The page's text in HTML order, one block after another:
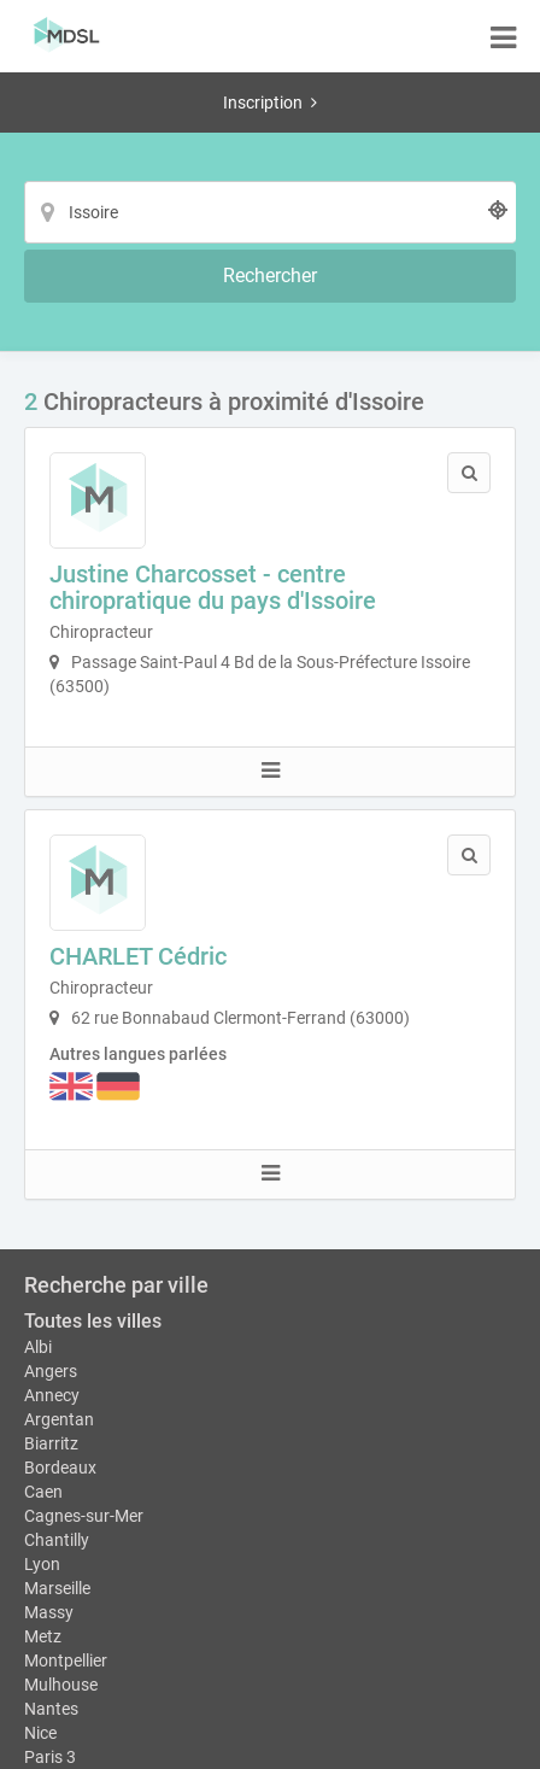
Inscription
Rechercher
2 Chiropracteurs à proximité d'Issoire
Justine Charcosset - centre
chiropratique du pays d'Issoire
Chiropracteur
Passage Saint-Paul 4 Bd de la Sous-Préfecture Issoire
(63500)
CHARLET Cédric
Chiropracteur
62 rue Bonnabaud Clermont-Ferrand (63000)
Autres langues parlées
Recherche par ville
Toutes les villes
Albi
Angers
Annecy
Argentan
Biarritz
Bordeaux
Caen
Cagnes-sur-Mer
Chantilly
Lyon
Marseille
Massy
Metz
Montpellier
Mulhouse
Nantes
Nice
Paris 3